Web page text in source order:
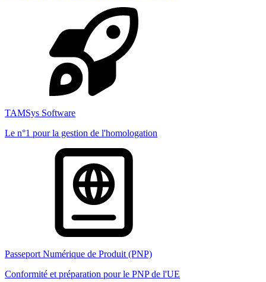
TAMSys Software
Le n°1 pour la gestion de l'homologation
Passeport Numérique de Produit (PNP)
Conformité et préparation pour le PNP de l'UE